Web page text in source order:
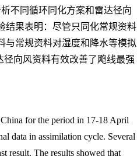
不同循环同化方案和雷达径向
结果表明：尽管只同化常规资料
与常规资料对湿度和降水等模拟
向风资料有效改善了飑线最强
for the period in 17-18 April
data in assimilation cycle. Several
result. The results showed that